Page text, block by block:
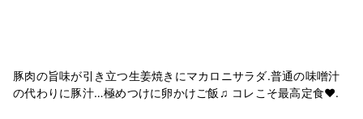
豚肉の旨味が引き立つ生姜焼きにマカロニサラダ.普通の味噌汁
の代わりに豚汁…極めつけに卵かけご飯♫ コレこそ最高定食❤︎.